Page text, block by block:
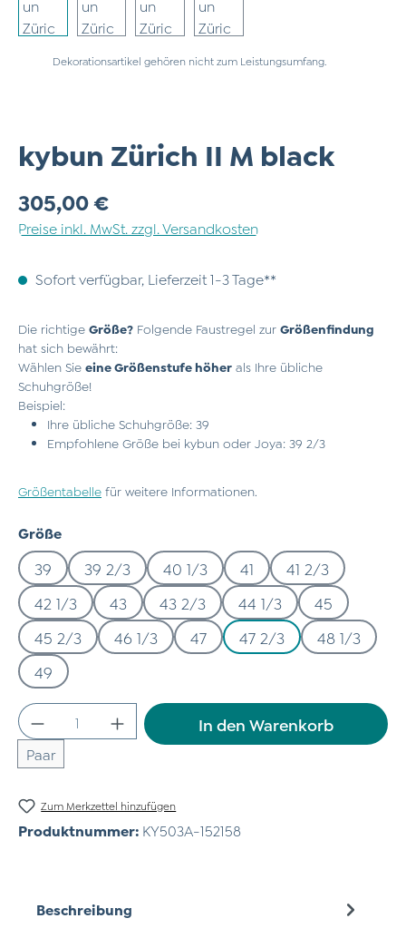
Dekorationsartikel gehören nicht zum Leistungsumfang.
kybun Zürich II M black
Regulärer Preis:
305,00 €
Preise inkl. MwSt. zzgl. Versandkosten
Sofort verfügbar, Lieferzeit 1-3 Tage**
Die richtige Größe? Folgende Faustregel zur Größenfindung
hat sich bewährt:
Wählen Sie eine Größenstufe höher als Ihre übliche
Schuhgröße!
Beispiel:
Ihre übliche Schuhgröße: 39
Empfohlene Größe bei kybun oder Joya: 39 2/3
Größentabelle für weitere Informationen.
Größeauswählen
39 39 2/3 40 1/3 41
41 2/3
42 1/3
43 43 2/3 44 1/3
45
45 2/3
46 1/3 47 47 2/3
48 1/3
49
Produkt Anzahl: Gib den gewünschten
Paar
In den Warenkorb
Zum Merkzettel hinzufügen
Produktnummer: KY503A-152158
Beschreibung